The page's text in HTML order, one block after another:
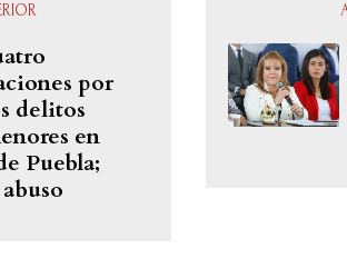
por
delitos
en
Puebla;